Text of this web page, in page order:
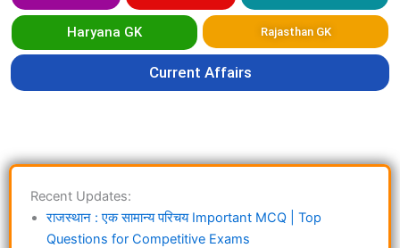
Haryana GK Rajasthan GK
Current Affairs
Recent Updates:
राजस्थान : एक सामान्य परिचय Important MCQ | Top
Questions for Competitive Exams